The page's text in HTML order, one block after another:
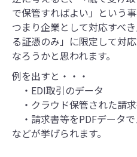
で保管すればよい」という事
つまり企業として対応すべ
る証憑のみ」に限定して対
なろうかと思われます。
例を出すと・・・
・EDI取引のデータ
・クラウド保管された請
・請求書等をPDFデータ
などが挙げられます。